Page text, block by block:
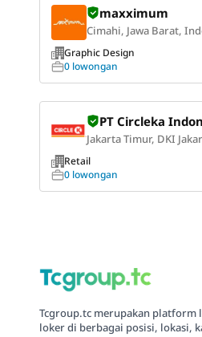
maxximum
Cimahi, Jawa Barat,
Graphic Design
0 lowongan
PT Circleka
Jakarta Timur, DKI
Retail
0 lowongan
Tcgroup.tc merupakan platform
loker di berbagai posisi, lokasi,